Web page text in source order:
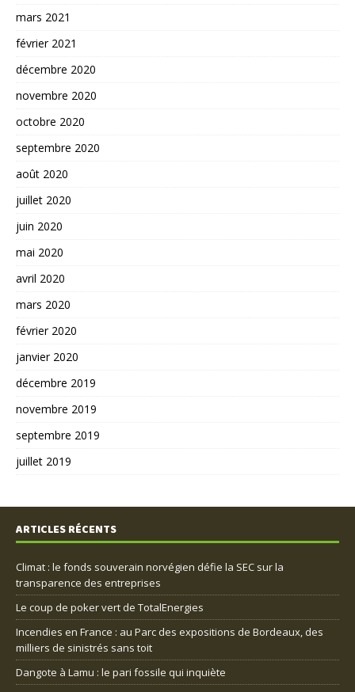
mars 2021
février 2021
décembre 2020
novembre 2020
octobre 2020
septembre 2020
août 2020
juillet 2020
juin 2020
mai 2020
avril 2020
mars 2020
février 2020
janvier 2020
décembre 2019
novembre 2019
septembre 2019
juillet 2019
ARTICLES RÉCENTS
Climat : le fonds souverain norvégien défie la SEC sur la
transparence des entreprises
Le coup de poker vert de TotalEnergies
Incendies en France : au Parc des expositions de Bordeaux, des
milliers de sinistrés sans toit
Dangote à Lamu : le pari fossile qui inquiète